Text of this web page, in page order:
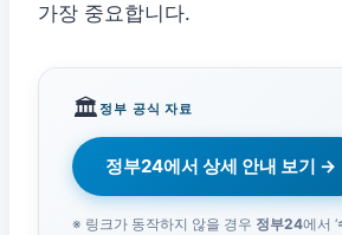
가장 중요합니다.
🏛️정부 공식 자료
정부24에서 상세 안내 보기 →
※ 링크가 동작하지 않을 경우 정부24에서 ‘